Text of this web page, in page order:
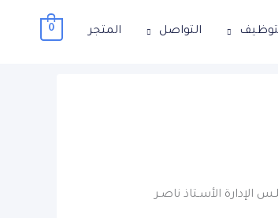
التواصل المتجر 0
الإدارة الأسـتاذ ناصـر